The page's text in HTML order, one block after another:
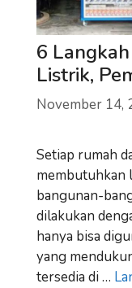
6
Listrik,
November 14,
Setiap rumah
membutuhkan
bangunan-
dilakukan
hanya bisa
yang
tersedia di …